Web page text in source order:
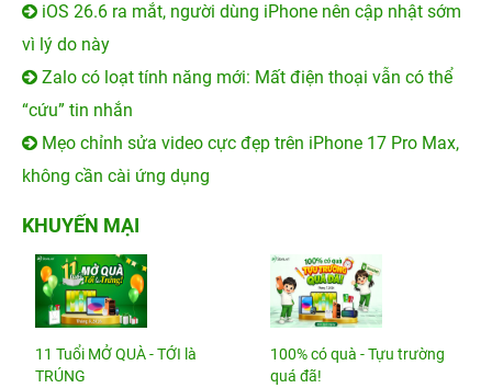
iOS 26.6 ra mắt, người dùng iPhone nên cập nhật sớm
vì lý do này
Zalo có loạt tính năng mới: Mất điện thoại vẫn có thể
“cứu” tin nhắn
Mẹo chỉnh sửa video cực đẹp trên iPhone 17 Pro Max,
không cần cài ứng dụng
KHUYẾN MẠI
11 Tuổi MỞ QUÀ - TỚI là
TRÚNG
100% có quà - Tựu trường
quá đã!